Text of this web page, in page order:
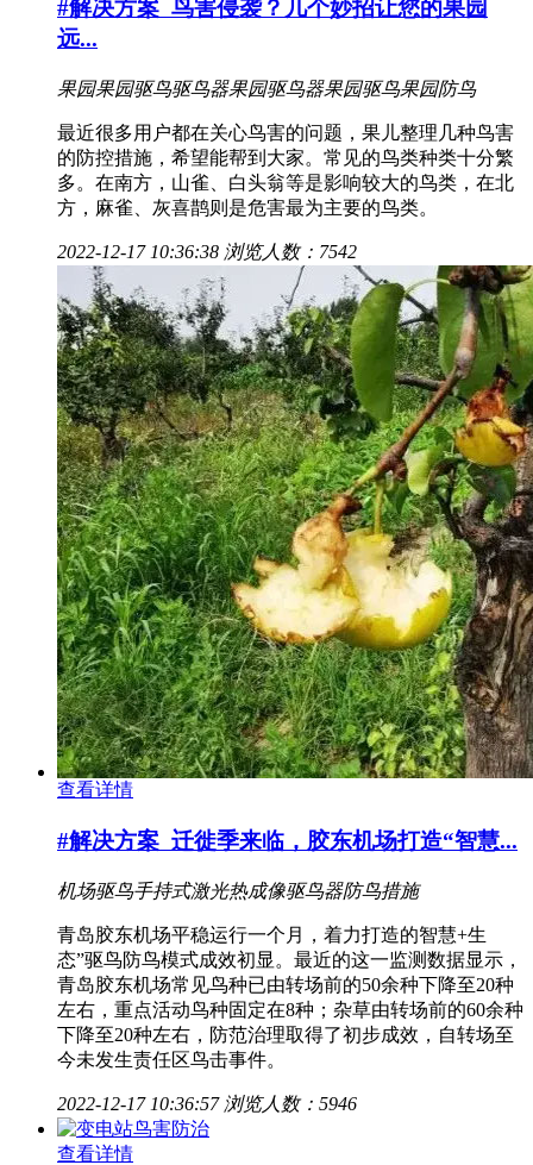
#解决方案 鸟害侵袭？几个妙招让您的果园
远...
果园果园驱鸟驱鸟器果园驱鸟器果园驱鸟果园防鸟
最近很多用户都在关心鸟害的问题，果儿整理几种鸟害
的防控措施，希望能帮到大家。常见的鸟类种类十分繁
多。在南方，山雀、白头翁等是影响较大的鸟类，在北
方，麻雀、灰喜鹊则是危害最为主要的鸟类。
2022-12-17 10:36:38 浏览人数：7542
查看详情
#解决方案 迁徙季来临，胶东机场打造“智慧...
机场驱鸟手持式激光热成像驱鸟器防鸟措施
青岛胶东机场平稳运行一个月，着力打造的智慧+生
态”驱鸟防鸟模式成效初显。最近的这一监测数据显示，
青岛胶东机场常见鸟种已由转场前的50余种下降至20种
左右，重点活动鸟种固定在8种；杂草由转场前的60余种
下降至20种左右，防范治理取得了初步成效，自转场至
今未发生责任区鸟击事件。
2022-12-17 10:36:57 浏览人数：5946
查看详情